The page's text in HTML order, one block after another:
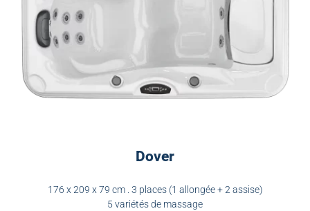
Dover
176 x 209 x 79 cm . 3 places (1 allongée + 2 assise)
5 variétés de massage